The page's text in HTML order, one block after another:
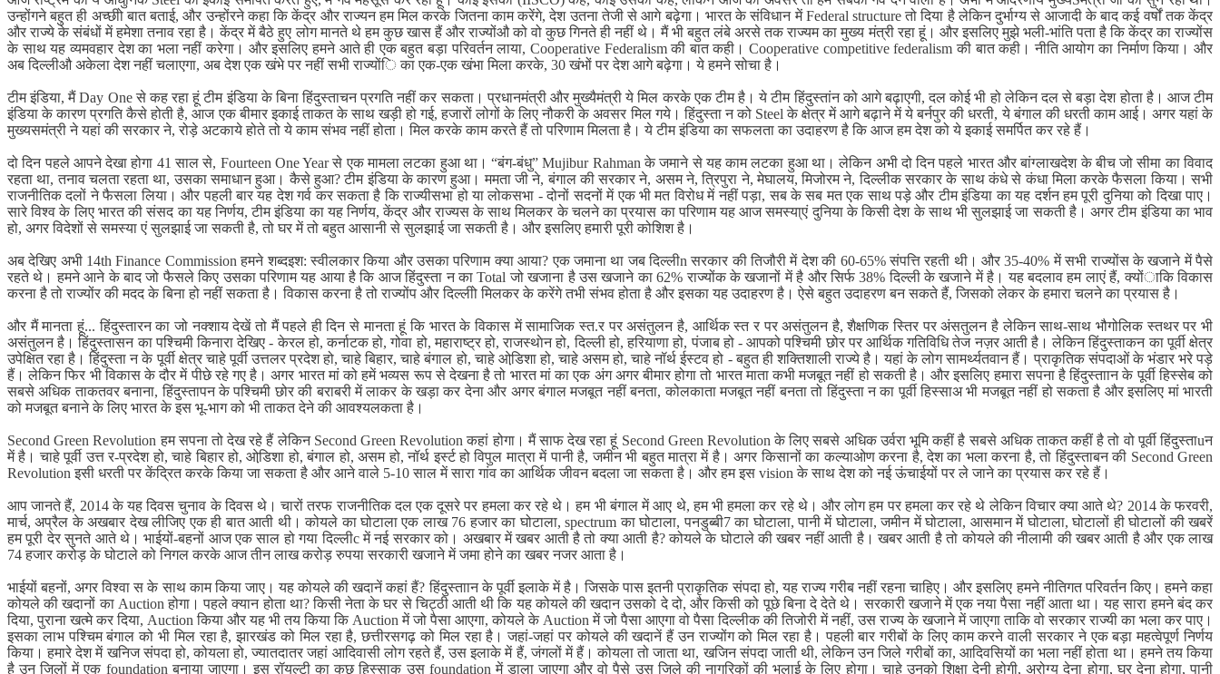
उन्होंगने बहुत ही अच्छीो बात बताई, और उन्होंरने कहा कि केंद्र और राज्यन हम मिल करके जितना काम करेंगे, देश उतना तेजी से आगे बढ़ेगा। भारत के संविधान में Federal structure तो दिया है लेकिन दुर्भाग्य से आजादी के बाद कई वर्षों तक केंद्र
और राज्ये के संबंधों में हमेशा तनाव रहा है। केंद्र में बैठे हुए लोग मानते थे हम कुछ खास हैं और राज्योंऔ को वो कुछ गिनते ही नहीं थे। मैं भी बहुत लंबे अरसे तक राज्यम का मुख्य मंत्री रहा हूं। और इसलिए मुझे भली-भांति पता है कि केंद्र का राज्योंस
के साथ यह व्यमवहार देश का भला नहीं करेगा। और इसलिए हमने आते ही एक बहुत बड़ा परिवर्तन लाया, Cooperative Federalism की बात कही। Cooperative competitive federalism की बात कही। नीति आयोग का निर्माण किया। और
अब दिल्लीऔ अकेला देश नहीं चलाएगा, अब देश एक खंभे पर नहीं सभी राज्योंि का एक-एक खंभा मिला करके, 30 खंभों पर देश आगे बढ़ेगा। ये हमने सोचा है।
टीम इंडिया, मैं Day One से कह रहा हूं टीम इंडिया के बिना हिंदुस्ताचन प्रगति नहीं कर सकता। प्रधानमंत्री और मुख्यैमंत्री ये मिल करके एक टीम है। ये टीम हिंदुस्तांन को आगे बढ़ाएगी, दल कोई भी हो लेकिन दल से बड़ा देश होता है। आज टीम
इंडिया के कारण प्रगति कैसे होती है, आज एक बीमार इकाई ताकत के साथ खड़ी हो गई, हजारों लोगों के लिए नौकरी के अवसर मिल गये। हिंदुस्ता न को Steel के क्षेत्र में आगे बढ़ाने में ये बर्नपुर की धरती, ये बंगाल की धरती काम आई। अगर यहां के
मुख्यसमंत्री ने यहां की सरकार ने, रोड़े अटकाये होते तो ये काम संभव नहीं होता। मिल करके काम करते हैं तो परिणाम मिलता है। ये टीम इंडिया का सफलता का उदाहरण है कि आज हम देश को ये इकाई समर्पित कर रहे हैं।
दो दिन पहले आपने देखा होगा 41 साल से, Fourteen One Year से एक मामला लटका हुआ था। “बंग-बंधु” Mujibur Rahman के जमाने से यह काम लटका हुआ था। लेकिन अभी दो दिन पहले भारत और बांग्लाखदेश के बीच जो सीमा का विवाद
रहता था, तनाव चलता रहता था, उसका समाधान हुआ। कैसे हुआ? टीम इंडिया के कारण हुआ। ममता जी ने, बंगाल की सरकार ने, असम ने, त्रिपुरा ने, मेघालय, मिजोरम ने, दिल्लीक सरकार के साथ कंधे से कंधा मिला करके फैसला किया। सभी
राजनीतिक दलों ने फैसला लिया। और पहली बार यह देश गर्व कर सकता है कि राज्यीसभा हो या लोकसभा - दोनों सदनों में एक भी मत विरोध में नहीं पड़ा, सब के सब मत एक साथ पड़े और टीम इंडिया का यह दर्शन हम पूरी दुनिया को दिखा पाए।
सारे विश्व के लिए भारत की संसद का यह निर्णय, टीम इंडिया का यह निर्णय, केंद्र और राज्यस के साथ मिलकर के चलने का प्रयास का परिणाम यह आज समस्या्एं दुनिया के किसी देश के साथ भी सुलझाई जा सकती है। अगर टीम इंडिया का भाव
हो, अगर विदेशों से समस्या एं सुलझाई जा सकती है, तो घर में तो बहुत आसानी से सुलझाई जा सकती है। और इसलिए हमारी पूरी कोशिश है।
अब देखिए अभी 14th Finance Commission हमने शब्दइश: स्वीलकार किया और उसका परिणाम क्या आया? एक जमाना था जब दिल्लीn सरकार की तिजौरी में देश की 60-65% संपत्ति रहती थी। और 35-40% में सभी राज्योंस के खजाने में पैसे
रहते थे। हमने आने के बाद जो फैसले किए उसका परिणाम यह आया है कि आज हिंदुस्ता न का Total जो खजाना है उस खजाने का 62% राज्योंक के खजानों में है और सिर्फ 38% दिल्ली के खजाने में है। यह बदलाव हम लाएं हैं, क्योंाकि विकास
करना है तो राज्योंर की मदद के बिना हो नहीं सकता है। विकास करना है तो राज्योंप और दिल्लीो मिलकर के करेंगे तभी संभव होता है और इसका यह उदाहरण है। ऐसे बहुत उदाहरण बन सकते हैं, जिसको लेकर के हमारा चलने का प्रयास है।
और मैं मानता हूं... हिंदुस्तारन का जो नक्शाय देखें तो मैं पहले ही दिन से मानता हूं कि भारत के विकास में सामाजिक स्त.र पर असंतुलन है, आर्थिक स्त र पर असंतुलन है, शैक्षणिक स्तिर पर अंसतुलन है लेकिन साथ-साथ भौगोलिक स्तथर पर भी
असंतुलन है। हिंदुस्तासन का पश्चिमी किनारा देखिए - केरल हो, कर्नाटक हो, गोवा हो, महाराष्ट्र हो, राजस्थाेन हो, दिल्ली हो, हरियाणा हो, पंजाब हो - आपको पश्चिमी छोर पर आर्थिक गतिविधि तेज नज़र आती है। लेकिन हिंदुस्ताकन का पूर्वी क्षेत्र
उपेक्षित रहा है। हिंदुस्ता न के पूर्वी क्षेत्र चाहे पूर्वी उत्तलर प्रदेश हो, चाहे बिहार, चाहे बंगाल हो, चाहे ओडि़शा हो, चाहे असम हो, चाहे नॉर्थ ईस्टव हो - बहुत ही शक्तिशाली राज्ये है। यहां के लोग सामर्थ्यतवान हैं। प्राकृतिक संपदाओं के भंडार भरे पड़े
हैं। लेकिन फिर भी विकास के दौर में पीछे रहे गए है। अगर भारत मां को हमें भव्यस रूप से देखना है तो भारत मां का एक अंग अगर बीमार होगा तो भारत माता कभी मजबूत नहीं हो सकती है। और इसलिए हमारा सपना है हिंदुस्ताान के पूर्वी हिस्सेब को
सबसे अधिक ताकतवर बनाना, हिंदुस्तापन के पश्चिमी छोर की बराबरी में लाकर के खड़ा कर देना और अगर बंगाल मजबूत नहीं बनता, कोलकाता मजबूत नहीं बनता तो हिंदुस्ता न का पूर्वी हिस्साअ भी मजबूत नहीं हो सकता है और इसलिए मां भारती
को मजबूत बनाने के लिए भारत के इस भू-भाग को भी ताकत देने की आवश्यलकता है।
Second Green Revolution हम सपना तो देख रहे हैं लेकिन Second Green Revolution कहां होगा। मैं साफ देख रहा हूं Second Green Revolution के लिए सबसे अधिक उर्वरा भूमि कहीं है सबसे अधिक ताकत कहीं है तो वो पूर्वी हिंदुस्ताuन
में है। चाहे पूर्वी उत्त र-प्रदेश हो, चाहे बिहार हो, ओडि़शा हो, बंगाल हो, असम हो, नॉर्थ इर्स्ट‍ हो विपुल मात्रा में पानी है, जमीन भी बहुत मात्रा में है। अगर किसानों का कल्याओण करना है, देश का भला करना है, तो हिंदुस्ताबन की Second Green
Revolution इसी धरती पर केंद्रित करके किया जा सकता है और आने वाले 5-10 साल में सारा गांव का आर्थिक जीवन बदला जा सकता है। और हम इस vision के साथ देश को नई ऊंचाईयों पर ले जाने का प्रयास कर रहे हैं।
आप जानते हैं, 2014 के यह दिवस चुनाव के दिवस थे। चारों तरफ राजनीतिक दल एक दूसरे पर हमला कर रहे थे। हम भी बंगाल में आए थे, हम भी हमला कर रहे थे। और लोग हम पर हमला कर रहे थे लेकिन विचार क्या आते थे? 2014 के फरवरी,
मार्च, अप्रैल के अखबार देख लीजिए एक ही बात आती थी। कोयले का घोटाला एक लाख 76 हजार का घोटाला, spectrum का घोटाला, पनडुब्बी7 का घोटाला, पानी में घोटाला, जमीन में घोटाला, आसमान में घोटाला, घोटालों ही घोटालों की खबरें
हम पूरी देर सुनते आते थे। भाईयों-बहनों आज एक साल हो गया दिल्लीc में नई सरकार को। अखबार में खबर आती है तो क्या आती है? कोयले के घोटाले की खबर नहीं आती है। खबर आती है तो कोयले की नीलामी की खबर आती है और एक लाख
74 हजार करोड़ के घोटाले को निगल करके आज तीन लाख करोड़ रुपया सरकारी खजाने में जमा होने का खबर नजर आता है।
भाईयों बहनों, अगर विश्वा स के साथ काम किया जाए। यह कोयले की खदानें कहां हैं? हिंदुस्ताान के पूर्वी इलाके में है। जिसके पास इतनी प्राकृतिक संपदा हो, यह राज्य गरीब नहीं रहना चाहिए। और इसलिए हमने नीतिगत परिवर्तन किए। हमने कहा
कोयले की खदानों का Auction होगा। पहले क्यान होता था? किसी नेता के घर से चिट्ठी आती थी कि यह कोयले की खदान उसको दे दो, और किसी को पूछे बिना दे देते थे। सरकारी खजाने में एक नया पैसा नहीं आता था। यह सारा हमने बंद कर
दिया, पुराना खत्मे कर दिया, Auction किया और यह भी तय किया कि Auction में जो पैसा आएगा, कोयले के Auction में जो पैसा आएगा वो पैसा दिल्लीक की तिजोरी में नहीं, उस राज्य के खजाने में जाएगा ताकि वो सरकार राज्यी का भला कर पाए।
इसका लाभ पश्चिम बंगाल को भी मिल रहा है, झारखंड को मिल रहा है, छत्तीरसगढ़ को मिल रहा है। जहां-जहां पर कोयले की खदानें हैं उन राज्योंग को मिल रहा है। पहली बार गरीबों के लिए काम करने वाली सरकार ने एक बड़ा महत्वेपूर्ण निर्णय
किया। हमारे देश में खनिज संपदा हो, कोयला हो, ज्यातदातर जहां आदिवासी लोग रहते हैं, उस इलाके में हैं, जंगलों में हैं। कोयला तो जाता था, खजिन संपदा जाती थी, लेकिन उन जिले गरीबों का, आदिवसियों का भला नहीं होता था। हमने तय किया
है उन जिलों में एक foundation बनाया जाएगा। इस रॉयल्टी का कुछ हिस्साक उस foundation में डाला जाएगा और वो पैसे उस जिले की नागरिकों की भलाई के लिए होगा। चाहे उनको शिक्षा देनी होगी, अरोग्य देना होगा, घर देना होगा, पानी